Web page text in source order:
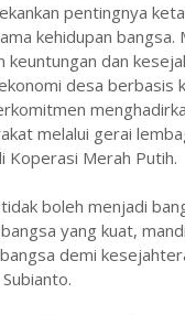
pentingnya
kehidupan bangsa.
keuntungan dan
desa berbasis
melalui gerai
Koperasi Merah Putih.
boleh menjadi
yang kuat,
demi